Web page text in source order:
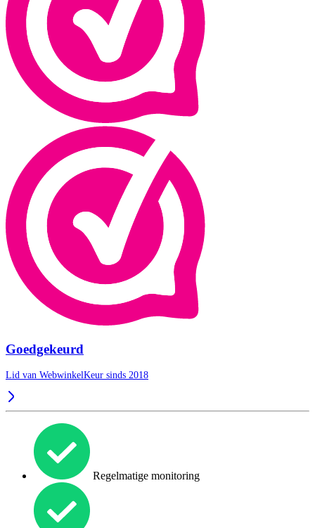
Goedgekeurd
Lid van WebwinkelKeur sinds 2018
Regelmatige monitoring